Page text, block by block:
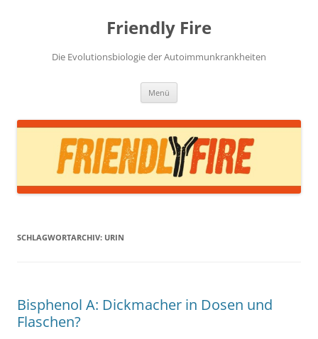
Friendly Fire
Die Evolutionsbiologie der Autoimmunkrankheiten
Menü
SCHLAGWORTARCHIV: URIN
Bisphenol A: Dickmacher in Dosen und
Flaschen?